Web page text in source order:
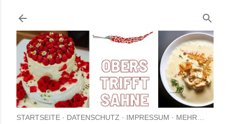
STARTSEITE DATENSCHUTZ IMPRESSUM MEHR…